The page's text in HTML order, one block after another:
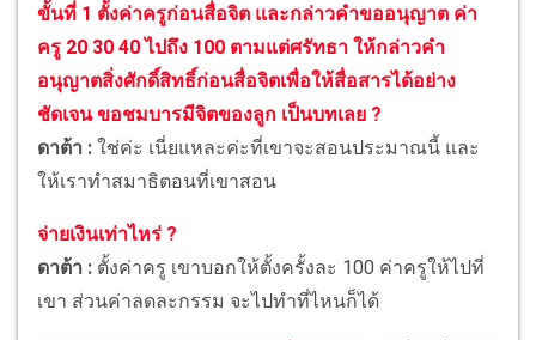
ขั้นที่ 1 ตั้งค่าครูก่อนสื่อจิต และกล่าวคำขออนุญาต ค่า
ครู 20 30 40 ไปถึง 100 ตามแต่ศรัทธา ให้กล่าวคำ
อนุญาตสิ่งศักดิ์สิทธิ์ก่อนสื่อจิตเพื่อให้สื่อสารได้อย่าง
ชัดเจน ขอชมบารมีจิตของลูก เป็นบทเลย ?
ดาต้า : ใช่ค่ะ เนี่ยแหละค่ะที่เขาจะสอนประมาณนี้ และ
ให้เราทำสมาธิตอนที่เขาสอน
จ่ายเงินเท่าไหร่ ?
ดาต้า : ตั้งค่าครู เขาบอกให้ตั้งครั้งละ 100 ค่าครูให้ไปที่
เขา ส่วนค่าลดละกรรม จะไปทำที่ไหนก็ได้